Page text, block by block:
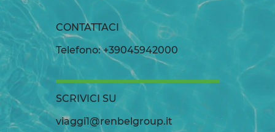
CONTATTACI
Telefono: +39045942000
SCRIVICI SU
viaggi1@renbelgroup.it